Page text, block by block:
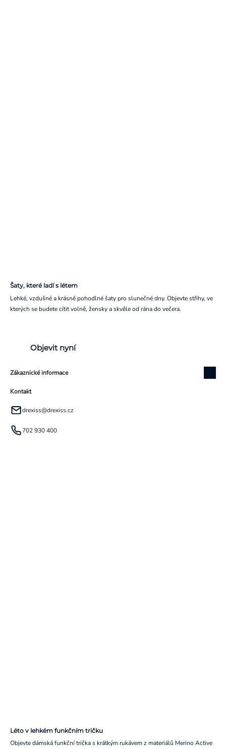
Šaty, které ladí s létem
Lehké, vzdušné a krásně pohodlné šaty pro slunečné dny. Objevte střihy, ve
kterých se budete cítit volně, žensky a skvěle od rána do večera.
Objevit nyní
Zákaznické informace
Kontakt
drexiss@drexiss.cz
702 930 400
Léto v lehkém funkčním tričku
Objevte dámská funkční trička s krátkým rukávem z materiálů Merino Active